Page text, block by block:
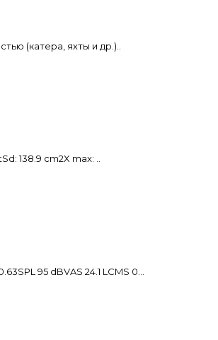
(катера, яхты и др.)..
138.9 cm2X max: ..
95 dBVAS 24.1 LCMS 0...